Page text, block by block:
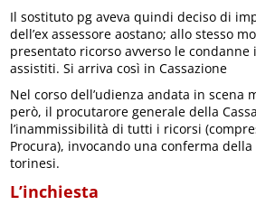
Il sostituto pg aveva quindi deciso di
dell’ex assessore aostano; allo stesso
presentato ricorso avverso le condanne
assistiti. Si arriva così in Cassazione
Nel corso dell’udienza andata in scena
però, il procutarore generale della
l’inammissibilità di tutti i ricorsi
Procura), invocando una conferma
torinesi.
L’inchiesta